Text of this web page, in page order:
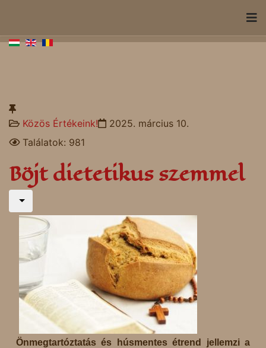
Közös Értékeink!
2025. március 10.
Találatok: 981
Böjt dietetikus szemmel
Önmegtartóztatás és húsmentes étrend jellemzi a